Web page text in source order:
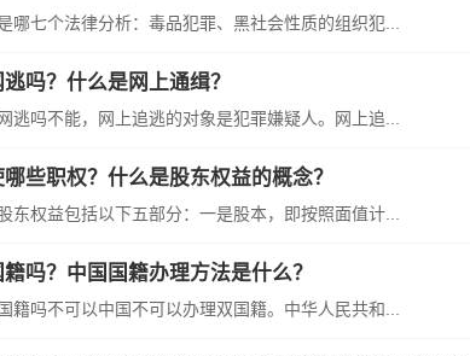
哪七个法律分析：毒品犯罪、黑社会性质的组织犯...
吗？什么是网上通缉？
逃吗不能，网上追逃的对象是犯罪嫌疑人。网上追...
些职权？什么是股东权益的概念？
东权益包括以下五部分：一是股本，即按照面值计...
吗？中国国籍办理方法是什么？
籍吗不可以中国不可以办理双国籍。中华人民共和...